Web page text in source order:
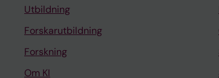
Utbildning
Forskarutbildning
Forskning
Om KI